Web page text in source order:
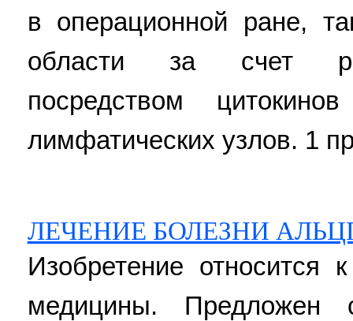
в операционной ране,
области за счет
посредством
лимфатических узлов. 1
ЛЕЧЕНИЕ БОЛЕЗНИ
Изобретение относится
медицины. Предложен